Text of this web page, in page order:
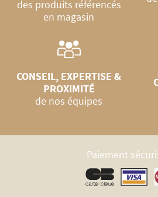
des produits référencés
en magasin
CONSEIL, EXPERTISE &
PROXIMITÉ
de nos équipes
Paiement